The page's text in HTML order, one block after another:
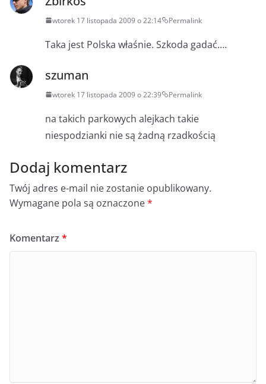
wtorek 17 listopada 2009 o 22:14 Permalink
Taka jest Polska właśnie. Szkoda gadać….
szuman
wtorek 17 listopada 2009 o 22:39 Permalink
na takich parkowych alejkach takie
niespodzianki nie są żadną rzadkością
Dodaj komentarz
Twój adres e-mail nie zostanie opublikowany.
Wymagane pola są oznaczone*
Komentarz *